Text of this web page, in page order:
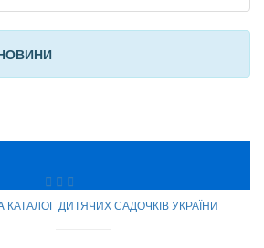
КАТАЛОГ ДИТЯЧИХ САДОЧКІВ УКРАЇНИ